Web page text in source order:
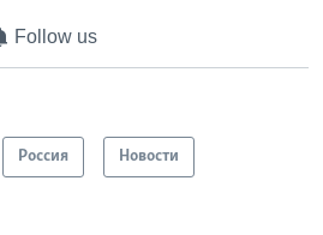
Follow us
Россия Новости